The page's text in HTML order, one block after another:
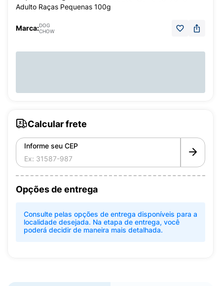
Adulto Raças Pequenas 100g
Marca:DOG
CHOW
Calcular frete
Informe seu CEP
Opções de entrega
Consulte pelas opções de entrega disponíveis para a
localidade desejada. Na etapa de entrega, você
poderá decidir de maneira mais detalhada.